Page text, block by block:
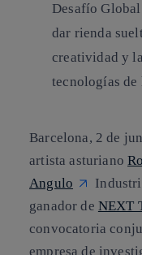
Desafío
dar rienda
creatividad y
tecnologías de
Barcelona, 2 de
artista asturiano
Angulo
ganador de NEXT
convocatoria
empresa de